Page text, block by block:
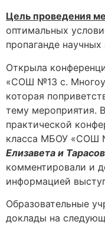
Цель проведения
оптимальных
пропаганде
Открыла
«СОШ №13 с.
которая
тему мероприятия.
практической
класса МБОУ «СОШ
Елизавета и
комментировали и
информацией
Образовательные
доклады на